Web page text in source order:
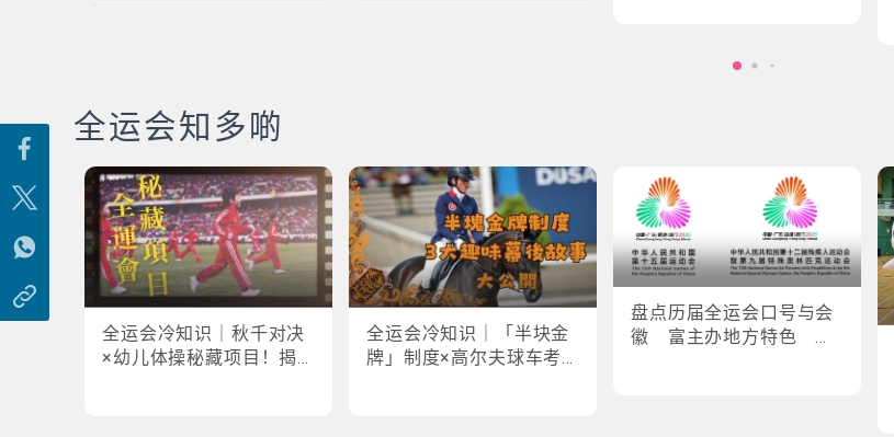
全运会知多啲
全运会冷知识｜秋千对决
×幼儿体操秘藏项目！揭
全运会冷知识｜「半块金
牌」制度×高尔夫球车考
盘点历届全运会口号与会
徽 富主办地方特色 数